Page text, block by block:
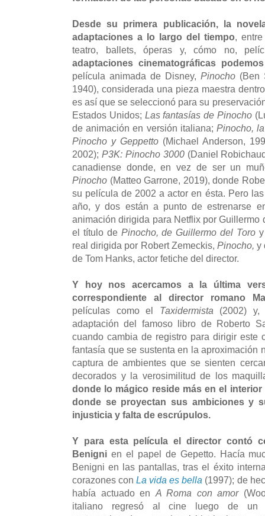
Desde su primera publicación, la
adaptaciones a lo largo del tiempo,
teatro, ballets, óperas y, cómo no,
adaptaciones cinematográficas
película animada de Disney, Pinocho (Ben
1940), considerada una pieza maestra
es así que se seleccionó para su
Estados Unidos; Las fantasías de Pinocho
de animación en versión italiana; Pinocho,
Pinocho y Geppetto (Michael Anderson,
2002); P3K: Pinocho 3000(Daniel
canadiense donde, en vez de ser un
Pinocho (Matteo Garrone, 2019), donde
su película de 2002 a actor en ésta. Pero
año, y dos están a punto de estrenarse
animación dirigida para Netflix por Guillermo
el título de Pinocho, de Guillermo del Toroy
real dirigida por Robert Zemeckis, Pinocho,y
de Tom Hanks, actor fetiche del director.
Y hoy nos acercamos a la última
correspondiente al director romano
películas como el Taxidermista (2002)
adaptación del famoso libro de Roberto
cuando cambia de registro para dirigir este
fantasía que se sustenta en la aproximación
captura de ambientes que se sienten
decorados y la verosimilitud de los
donde lo mágico reside más en el
donde se proyectan sus ambiciones y
injusticia y falta de escrúpulos.
Y para esta película el director contó
Benigni en el papel de Gepetto. Hacía
Benigni en las pantallas, tras el éxito
corazones conLa vida es bella (1997); de
había actuado en A Roma con amor
italiano regresó al cine luego de un